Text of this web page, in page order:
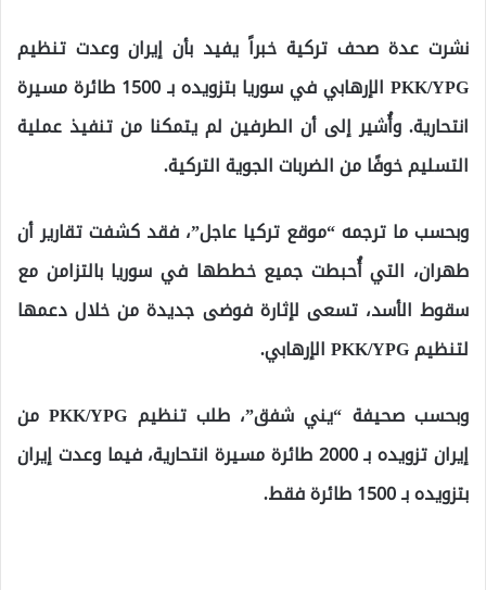
نشرت عدة صحف تركية خبراً يفيد بأن إيران وعدت تنظيم
PKK/YPG الإرهابي في سوريا بتزويده بـ 1500 طائرة مسيرة
انتحارية. وأُشير إلى أن الطرفين لم يتمكنا من تنفيذ عملية
التسليم خوفًا من الضربات الجوية التركية.
وبحسب ما ترجمه “موقع تركيا عاجل”، فقد كشفت تقارير أن
طهران، التي أُحبطت جميع خططها في سوريا بالتزامن مع
سقوط الأسد، تسعى لإثارة فوضى جديدة من خلال دعمها
لتنظيم PKK/YPG الإرهابي.
وبحسب صحيفة “يني شفق”، طلب تنظيم PKK/YPG من
إيران تزويده بـ 2000 طائرة مسيرة انتحارية، فيما وعدت إيران
بتزويده بـ 1500 طائرة فقط.